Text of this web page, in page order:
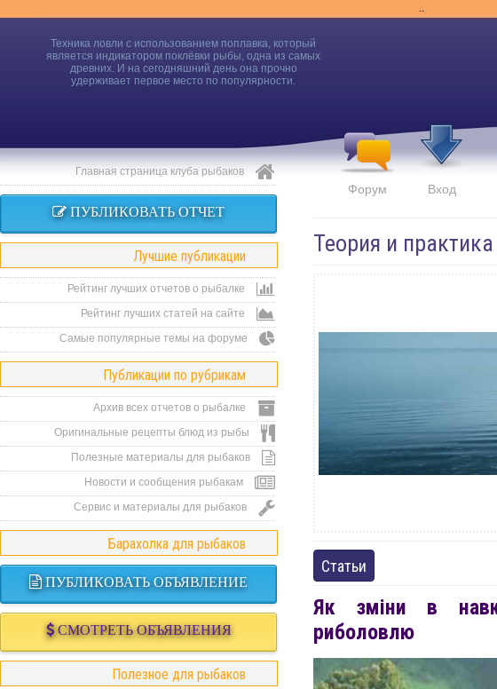
..
Техника ловли с использованием поплавка, который
является индикатором поклёвки рыбы, одна из самых
древних. И на сегодняшний день она прочно
удерживает первое место по популярности.
Форум Вход
Главная страница клуба рыбаков
ПУБЛИКОВАТЬ ОТЧЕТ
Лучшие публикации
Рейтинг лучших отчетов о рыбалке
Рейтинг лучших статей на сайте
Самые популярные темы на форуме
Публикации по рубрикам
Архив всех отчетов о рыбалке
Оригинальные рецепты блюд из рыбы
Полезные материалы для рыбаков
Новости и сообщения рыбакам
Сервис и материалы для рыбаков
Барахолка для рыбаков
ПУБЛИКОВАТЬ ОБЪЯВЛЕНИЕ
СМОТРЕТЬ ОБЪЯВЛЕНИЯ
Полезное для рыбаков
Теория и
Статьи
Як зміни в
риболовлю